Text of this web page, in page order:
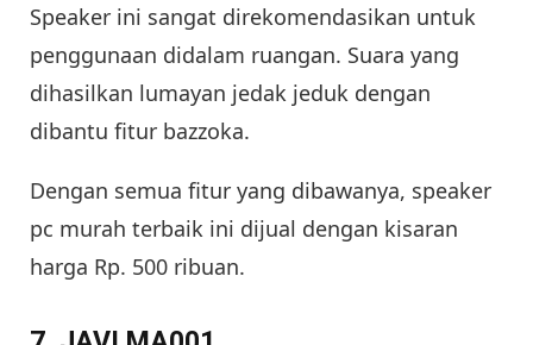
Speaker ini sangat direkomendasikan untuk
penggunaan didalam ruangan. Suara yang
dihasilkan lumayan jedak jeduk dengan
dibantu fitur bazzoka.
Dengan semua fitur yang dibawanya, speaker
pc murah terbaik ini dijual dengan kisaran
harga Rp. 500 ribuan.